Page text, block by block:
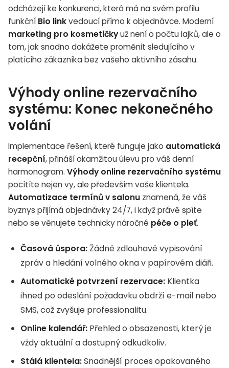
odcházejí ke konkurenci, která má na svém profilu
funkční Bio linkvedoucí přímo k objednávce. Moderní
marketing pro kosmetičkyuž není o počtu lajků, ale o
tom, jak snadno dokážete proměnit sledujícího v
platícího zákazníka bez vašeho aktivního zásahu.
Výhody online rezervačního
systému: Konec nekonečného
volání
Implementace řešení, které funguje jako automatická
recepční, přináší okamžitou úlevu pro váš denní
harmonogram. Výhody online rezervačního systému
pocítíte nejen vy, ale především vaše klientela.
Automatizace termínů v salonu znamená, že váš
byznys přijímá objednávky 24/7, i když právě spíte
nebo se věnujete technicky náročné péče o pleť.
Časová úspora:Žádné zdlouhavé vypisování
zpráv a hledání volného okna v papírovém diáři.
Automatické potvrzení rezervace: Klientka
ihned po odeslání požadavku obdrží e-mail nebo
SMS, což zvyšuje professionalitu.
Online kalendář: Přehled o obsazenosti, který je
vždy aktuální a dostupný odkudkoliv.
Stálá klientela:Snadnější proces opakovaného